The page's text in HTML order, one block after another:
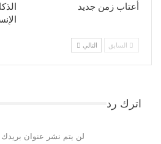
أعتاب زمن جديد
السابق التالي
اترك رد
لن يتم نشر عنوان بريدك